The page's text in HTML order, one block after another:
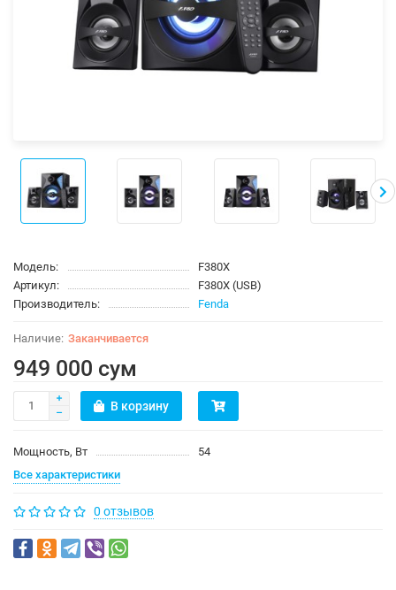
Модель:
F380X
Артикул:
F380X (USB)
Производитель:
Fenda
Заканчивается
949 000 сум
В корзину
Мощность, Вт
54
Все характеристики
0 отзывов